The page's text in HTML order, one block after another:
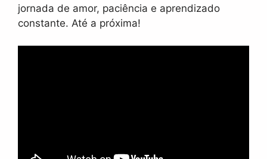
jornada de amor, paciência e aprendizado
constante. Até a próxima!